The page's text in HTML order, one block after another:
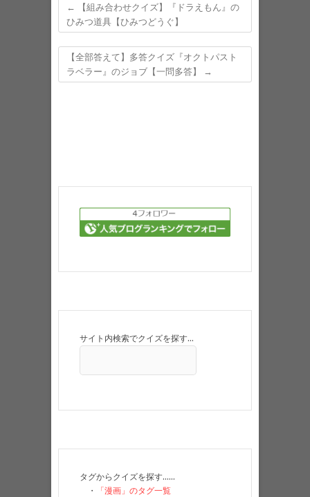
←
【組み合わせクイズ】『ドラえもん』の
ひみつ道具【ひみつどうぐ】
【全部答えて】多答クイズ『オクトパスト
ラベラー』のジョブ【一問多答】
→
サイト内検索でクイズを探す…
タグからクイズを探す……
・
「漫画」のタグ一覧